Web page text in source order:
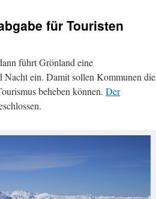
für Touristen
führt Grönland eine
ein. Damit sollen Kommunen die
beheben können. Der